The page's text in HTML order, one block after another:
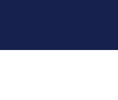
o